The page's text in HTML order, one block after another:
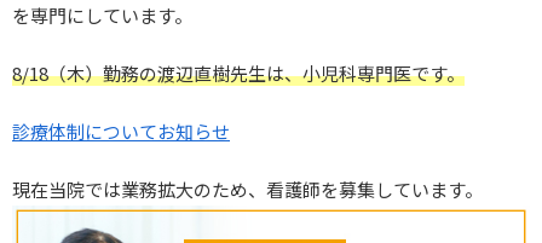
を専門にしています。
8/18（木）勤務の渡辺直樹先生は、小児科専門医です。
診療体制についてお知らせ
現在当院では業務拡大のため、看護師を募集しています。